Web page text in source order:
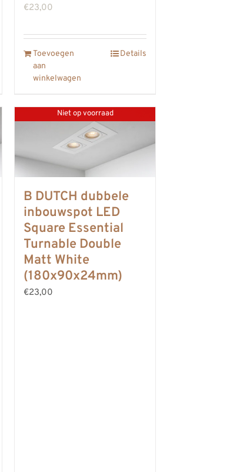
€23,00
Toevoegen
aan
winkelwagen
Details
Niet op voorraad
B DUTCH dubbele
inbouwspot LED
Square Essential
Turnable Double
Matt White
(180x90x24mm)
€23,00